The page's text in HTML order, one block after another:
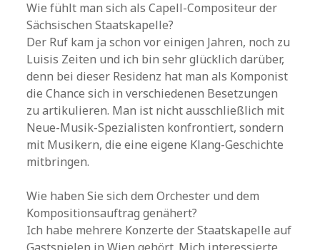
Wie fühlt man sich als Capell-Compositeur der
Sächsischen Staatskapelle?
Der Ruf kam ja schon vor einigen Jahren, noch zu
Luisis Zeiten und ich bin sehr glücklich darüber,
denn bei dieser Residenz hat man als Komponist
die Chance sich in verschiedenen Besetzungen
zu artikulieren. Man ist nicht ausschließlich mit
Neue-Musik-Spezialisten konfrontiert, sondern
mit Musikern, die eine eigene Klang-Geschichte
mitbringen.
Wie haben Sie sich dem Orchester und dem
Kompositionsauftrag genähert?
Ich habe mehrere Konzerte der Staatskapelle auf